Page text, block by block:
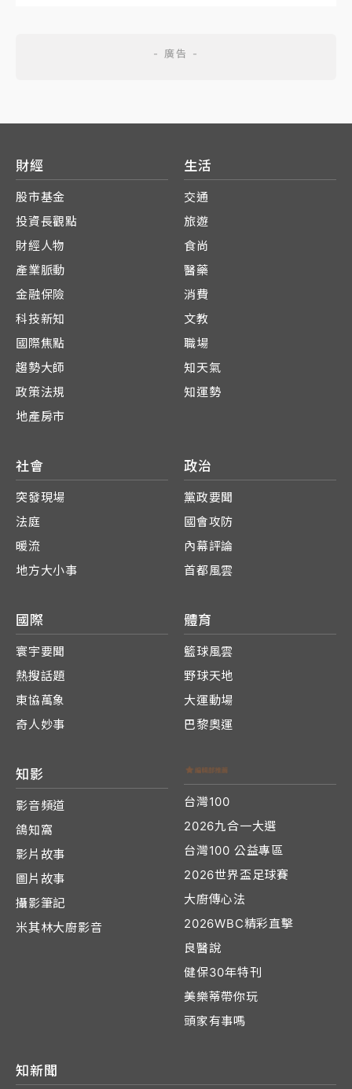
財經
股市基金
投資長觀點
財經人物
產業脈動
金融保險
科技新知
國際焦點
趨勢大師
政策法規
地產房市
生活
交通
旅遊
食尚
醫藥
消費
文教
職場
知天氣
知運勢
社會
突發現場
法庭
暖流
地方大小事
政治
黨政要聞
國會攻防
內幕評論
首都風雲
國際
寰宇要聞
熱搜話題
東協萬象
奇人妙事
體育
籃球風雲
野球天地
大運動場
巴黎奧運
知影
影音頻道
鴿知窩
影片故事
圖片故事
攝影筆記
米其林大廚影音
台灣100
2026九合一大選
台灣100 公益專區
2026世界盃足球賽
大廚傳心法
2026WBC精彩直擊
良醫說
健保30年特刊
美樂蒂帶你玩
頭家有事嗎
知新聞